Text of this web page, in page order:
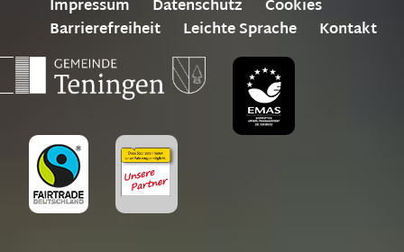
Impressum Datenschutz
Cookies
Barrierefreiheit
Leichte Sprache Kontakt